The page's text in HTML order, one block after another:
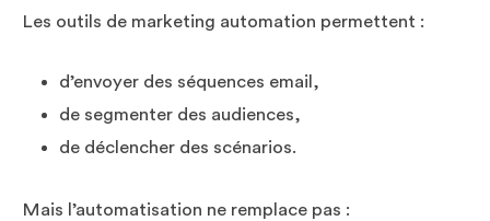
Les outils de marketing automation permettent :
d’envoyer des séquences email,
de segmenter des audiences,
de déclencher des scénarios.
Mais l’automatisation ne remplace pas :